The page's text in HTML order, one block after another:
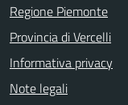
Regione Piemonte
Provincia di Vercelli
Informativa privacy
Note legali